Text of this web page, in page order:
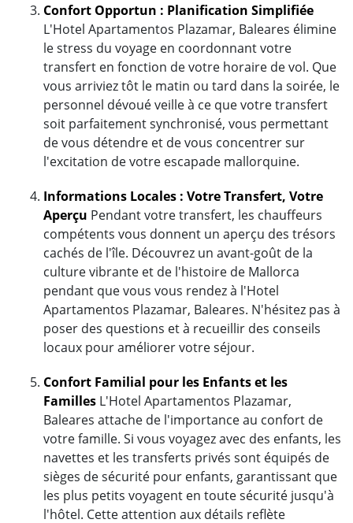
Confort Opportun : Planification Simplifiée
L'Hotel Apartamentos Plazamar, Baleares élimine
le stress du voyage en coordonnant votre
transfert en fonction de votre horaire de vol. Que
vous arriviez tôt le matin ou tard dans la soirée, le
personnel dévoué veille à ce que votre transfert
soit parfaitement synchronisé, vous permettant
de vous détendre et de vous concentrer sur
l'excitation de votre escapade mallorquine.
Informations Locales : Votre Transfert, Votre
Aperçu Pendant votre transfert, les chauffeurs
compétents vous donnent un aperçu des trésors
cachés de l'île. Découvrez un avant-goût de la
culture vibrante et de l'histoire de Mallorca
pendant que vous vous rendez à l'Hotel
Apartamentos Plazamar, Baleares. N'hésitez pas à
poser des questions et à recueillir des conseils
locaux pour améliorer votre séjour.
Confort Familial pour les Enfants et les
Familles L'Hotel Apartamentos Plazamar,
Baleares attache de l'importance au confort de
votre famille. Si vous voyagez avec des enfants, les
navettes et les transferts privés sont équipés de
sièges de sécurité pour enfants, garantissant que
les plus petits voyagent en toute sécurité jusqu'à
l'hôtel. Cette attention aux détails reflète